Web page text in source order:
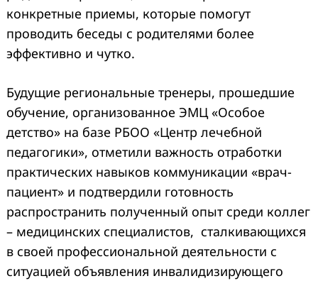
конкретные приемы, которые помогут
проводить беседы с родителями более
эффективно и чутко.
Будущие региональные тренеры, прошедшие
обучение, организованное ЭМЦ «Особое
детство» на базе РБОО «Центр лечебной
педагогики», отметили важность отработки
практических навыков коммуникации «врач-
пациент» и подтвердили готовность
распространить полученный опыт среди коллег
– медицинских специалистов, сталкивающихся
в своей профессиональной деятельности с
ситуацией объявления инвалидизирующего